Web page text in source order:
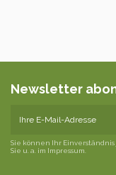
Newsletter
Sie können Ihr
Sie u. a. im Impressum.